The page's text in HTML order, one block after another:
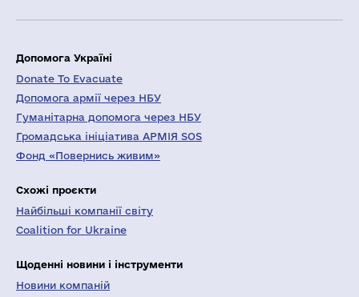
Допомога Україні
Donate To Evacuate
Допомога армії через НБУ
Гуманітарна допомога через НБУ
Громадська ініціатива АРМІЯ SOS
Фонд «Повернись живим»
Схожі проєкти
Найбільші компанії світу
Coalition for Ukraine
Щоденні новини і інструменти
Новини компаній